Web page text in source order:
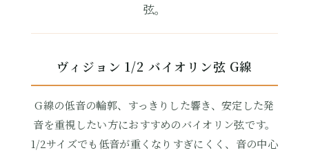
弦。
ヴィジョン 1/2 バイオリン弦 G線
G線の低音の輪郭、すっきりした響き、安定した発
音を重視したい方におすすめのバイオリン弦です。
1/2サイズでも低音が重くなりすぎにくく、音の中心